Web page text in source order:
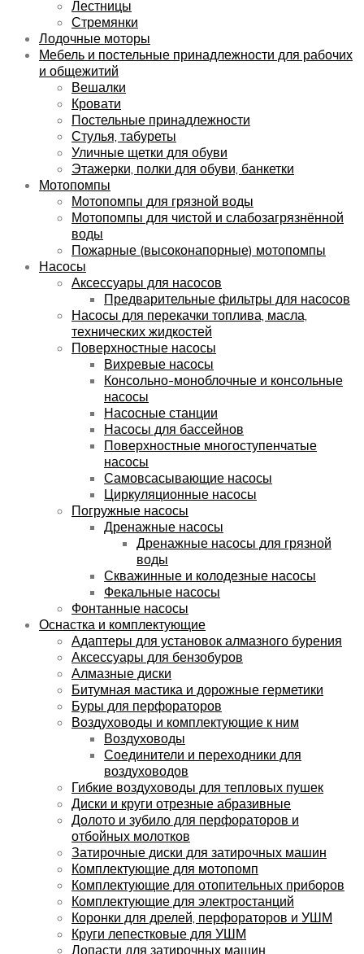
Лестницы
Стремянки
Лодочные моторы
Мебель и постельные принадлежности для рабочих
и общежитий
Вешалки
Кровати
Постельные принадлежности
Стулья, табуреты
Уличные щетки для обуви
Этажерки, полки для обуви, банкетки
Мотопомпы
Мотопомпы для грязной воды
Мотопомпы для чистой и слабозагрязнённой
воды
Пожарные (высоконапорные) мотопомпы
Насосы
Аксессуары для насосов
Предварительные фильтры для насосов
Насосы для перекачки топлива, масла,
технических жидкостей
Поверхностные насосы
Вихревые насосы
Консольно-моноблочные и консольные
насосы
Насосные станции
Насосы для бассейнов
Поверхностные многоступенчатые
насосы
Самовсасывающие насосы
Циркуляционные насосы
Погружные насосы
Дренажные насосы
Дренажные насосы для грязной
воды
Скважинные и колодезные насосы
Фекальные насосы
Фонтанные насосы
Оснастка и комплектующие
Адаптеры для установок алмазного бурения
Аксессуары для бензобуров
Алмазные диски
Битумная мастика и дорожные герметики
Буры для перфораторов
Воздуховоды и комплектующие к ним
Воздуховоды
Соединители и переходники для
воздуховодов
Гибкие воздуховоды для тепловых пушек
Диски и круги отрезные абразивные
Долото и зубило для перфораторов и
отбойных молотков
Затирочные диски для затирочных машин
Комплектующие для мотопомп
Комплектующие для отопительных приборов
Комплектующие для электростанций
Коронки для дрелей, перфораторов и УШМ
Круги лепестковые для УШМ
Лопасти для затирочных машин